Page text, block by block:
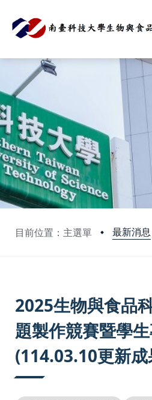
目前位置：主選單 最新消息
:::
2025生物與食品
題製作競賽暨學
(114.03.10更新